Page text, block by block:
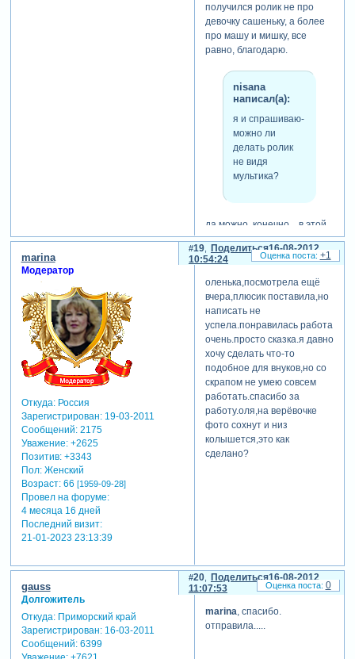
получился ролик не про
девочку сашеньку, а более
про машу и мишку, все
равно, благодарю.
nisana
написал(а):
я и спрашиваю-
можно ли
делать ролик
не видя
мультика?
да можно, конечно....в этой
работе от настоящего
сюжета мультика нет
ничего, просто сама на ходу
придумывала, что бы могли
сообразить маша и мишка,
ну, и сашенька ....так и
выстроилась небольшая
история....
ellen
написал(а):
на 1.07 флажки
на веревочках-
это футаж?
Поделиться
19
16-08-2012
10:54:24
marina
Модератор
Откуда:Россия
Зарегистрирован: 19-03-2011
Сообщений:2175
Уважение: +2625
Позитив: +3343
Пол:Женский
Возраст:66 [1959-09-28]
Провел на форуме:
4 месяца 16 дней
Последний визит:
21-01-2023 23:13:39
оленька,посмотрела ещё
вчера,плюсик поставила,но
написать не
успела.понравилась работа
очень.просто сказка.я давно
хочу сделать что-то
подобное для внуков,но со
скрапом не умею совсем
работать.спасибо за
работу.оля,на верёвочке
фото сохнут и низ
колышется,это как
сделано?
+1
Поделиться
20
16-08-2012
11:07:53
gauss
Долгожитель
Откуда:Приморский край
Зарегистрирован: 16-03-2011
Сообщений:6399
marina , спасибо.
отправила.....
0